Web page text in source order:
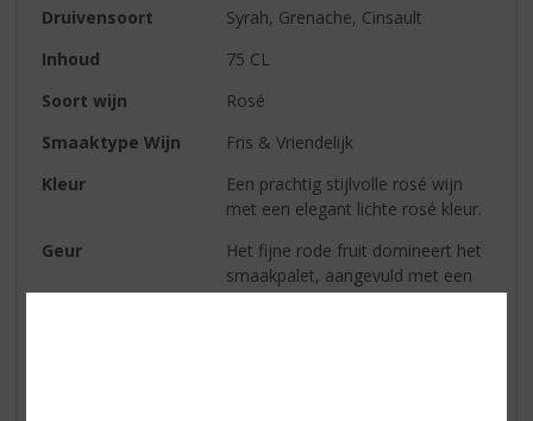
Druivensoort
Syrah, Grenache, Cinsault
Inhoud
75 CL
Soort wijn
Rosé
Smaaktype Wijn
Fris & Vriendelijk
Kleur
Een prachtig stijlvolle rosé wijn
met een elegant lichte rosé kleur.
Geur
Het fijne rode fruit domineert het
smaakpalet, aangevuld met een